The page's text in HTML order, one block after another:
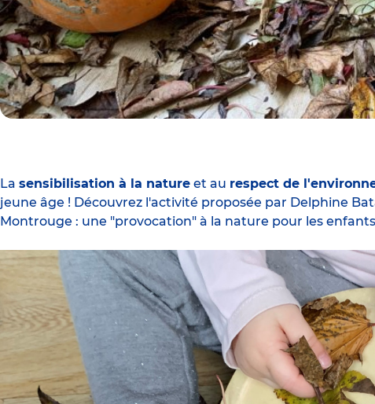
La sensibilisation à la nature et au respect de
jeune âge ! Découvrez l'activité proposée par Delphine
Montrouge : une "provocation" à la nature pour les